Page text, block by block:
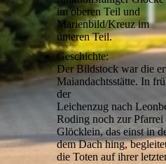
im oberen Teil und
Marienbild/Kreuz im
unteren Teil.
Geschichte:
Der Bildstock war die
Maiandachtsstätte. In
der
Leichenzug nach
Roding noch zur
Glöcklein, das einst in
dem Dach hing,
die Toten auf ihrer